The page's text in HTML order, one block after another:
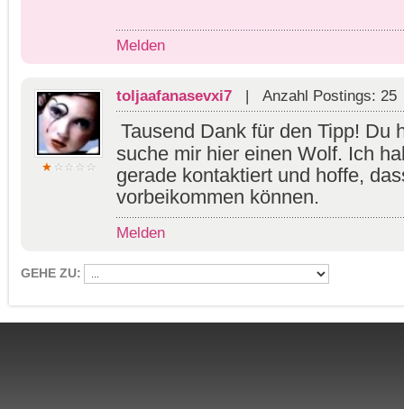
Melden
toljaafanasevxi7| Anzahl Postings:
Tausend Dank für den Tipp! Du
suche mir hier einen Wolf. Ich
gerade kontaktiert und hoffe,
vorbeikommen können.
Melden
GEHE ZU: